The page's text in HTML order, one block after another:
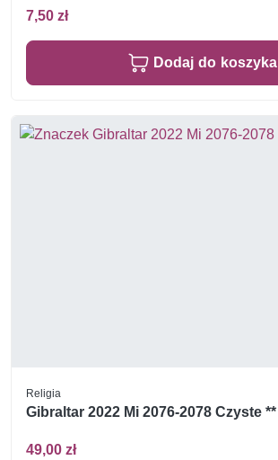
7,50 zł
Dodaj do koszyka
Religia
Gibraltar 2022 Mi 2076-2078 Czyste **
49,00 zł